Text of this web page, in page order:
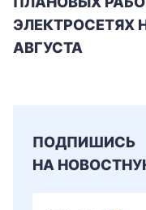
ЭЛЕКТРОСЕТЯХ
АВГУСТА
ПОДПИШИСЬ
НА